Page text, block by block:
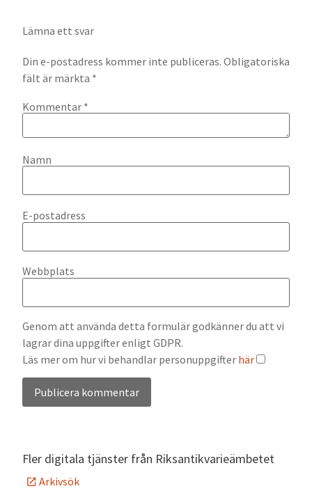
Lämna ett svar
Din e-postadress kommer inte publiceras. Obligatoriska
fält är märkta *
Kommentar *
Namn
E-postadress
Webbplats
Genom att använda detta formulär godkänner du att vi
lagrar dina uppgifter enligt GDPR.
Läs mer om hur vi behandlar personuppgifter här
Fler digitala tjänster från Riksantikvarieämbetet
Arkivsök